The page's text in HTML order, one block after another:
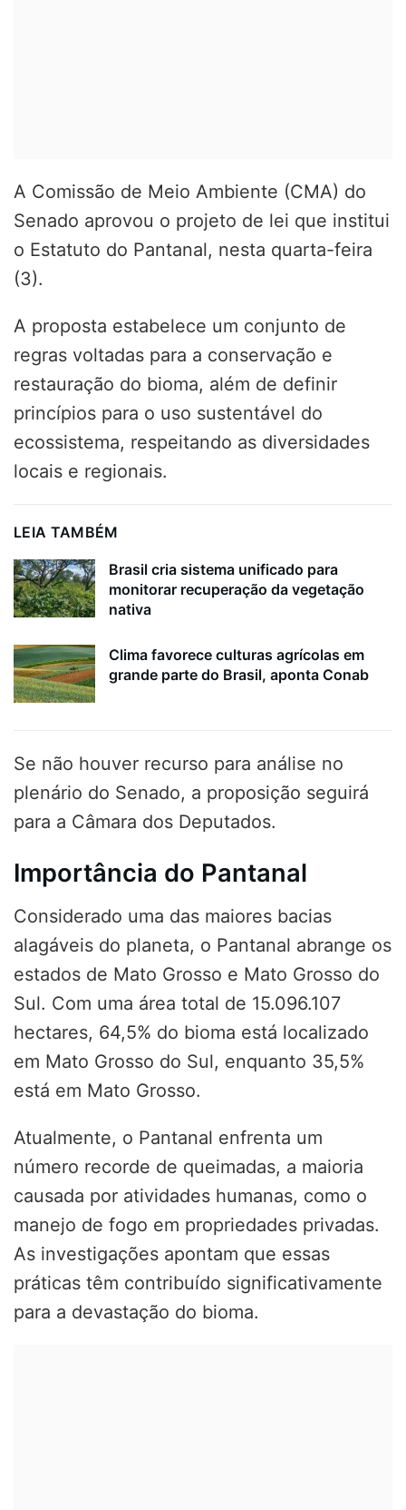
A Comissão de Meio Ambiente (CMA) do
Senado aprovou o projeto de lei que institui
o Estatuto do Pantanal, nesta quarta-feira
(3).
A proposta estabelece um conjunto de
regras voltadas para a conservação e
restauração do bioma, além de definir
princípios para o uso sustentável do
ecossistema, respeitando as diversidades
locais e regionais.
LEIA TAMBÉM
Brasil cria sistema unificado para
monitorar recuperação da vegetação
nativa
Clima favorece culturas agrícolas em
grande parte do Brasil, aponta Conab
Se não houver recurso para análise no
plenário do Senado, a proposição seguirá
para a Câmara dos Deputados.
Importância do Pantanal
Considerado uma das maiores bacias
alagáveis do planeta, o Pantanal abrange os
estados de Mato Grosso e Mato Grosso do
Sul. Com uma área total de 15.096.107
hectares, 64,5% do bioma está localizado
em Mato Grosso do Sul, enquanto 35,5%
está em Mato Grosso.
Atualmente, o Pantanal enfrenta um
número recorde de queimadas, a maioria
causada por atividades humanas, como o
manejo de fogo em propriedades privadas.
As investigações apontam que essas
práticas têm contribuído significativamente
para a devastação do bioma.